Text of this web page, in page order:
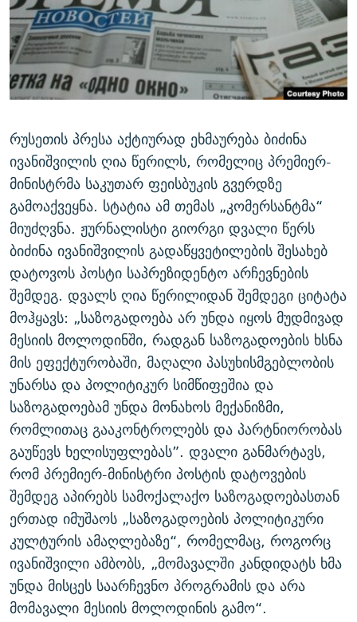
ᲛᲝᲚᲐᲞᲐᲠᲐᲙᲔ ᲢᲔᲥᲡᲢᲔᲑᲘ
ᲨᲘᲜ - ᲣᲪᲮᲝᲔᲗᲨᲘ
ᲚᲘᲢᲔᲠᲐᲢᲣᲠᲣᲚᲘ ᲬᲐᲮᲜᲐᲒᲔᲑᲘ
ᲐᲛᲔᲠᲘᲙᲣᲚᲘ ᲛᲝᲗᲮᲠᲝᲑᲐ
ᲘᲛᲞᲔᲠᲘᲐ ᲓᲐ ᲠᲐᲓᲘᲝ
ᲩᲔᲛᲘ ᲡᲘᲙᲕᲓᲘᲚᲘᲡ ᲛᲘᲖᲔᲖᲘᲐ COVID-19
11 ᲬᲔᲚᲘ - 11 ᲐᲛᲑᲐᲕᲘ
ᲡᲐᲞᲐᲠᲚᲐᲛᲔᲜᲢᲝ ᲐᲠᲩᲔᲕᲜᲔᲑᲘᲡ ᲘᲡᲢᲝᲠᲘᲐ
ᲑᲐᲕᲨᲕᲔᲑᲘ ᲞᲠᲝᲡᲢᲘᲢᲣᲪᲘᲐᲨᲘ - ᲐᲛᲝᲣᲗᲥᲛᲔᲚᲘ ᲐᲛᲑᲐᲕᲘ
5 ᲐᲛᲑᲐᲕᲘ - 20 ᲘᲕᲜᲘᲡᲡ ᲓᲐᲨᲐᲕᲔᲑᲣᲚᲔᲑᲘ
ᲐᲒᲕᲘᲡᲢᲝᲡ ᲝᲛᲘ
ПРИВЕТ ᲙᲣᲚᲢᲣᲠᲐ
ᲒᲐᲛᲝᲘᲬᲔᲠᲔ
რუსეთის პრესა აქტიურად ეხმაურება ბიძინა
ივანიშვილის ღია წერილს, რომელიც პრემიერ-
მინისტრმა საკუთარ ფეისბუკის გვერდზე
გამოაქვეყნა. სტატია ამ თემას „კომერსანტმა“
მიუძღვნა. ჟურნალისტი გიორგი დვალი წერს
ბიძინა ივანიშვილის გადაწყვეტილების შესახებ
დატოვოს პოსტი საპრეზიდენტო არჩევნების
შემდეგ. დვალს ღია წერილიდან შემდეგი ციტატა
მოჰყავს: „საზოგადოება არ უნდა იყოს მუდმივად
მესიის მოლოდინში, რადგან საზოგადოების ხსნა
მის ეფექტურობაში, მაღალი პასუხისმგებლობის
უნარსა და პოლიტიკურ სიმწიფეშია და
საზოგადოებამ უნდა მონახოს მექანიზმი,
რომლითაც გააკონტროლებს და პარტნიორობას
გაუწევს ხელისუფლებას”. დვალი განმარტავს,
რომ პრემიერ-მინისტრი პოსტის დატოვების
შემდეგ აპირებს სამოქალაქო საზოგადოებასთან
ერთად იმუშაოს „საზოგადოების პოლიტიკური
კულტურის ამაღლებაზე“, რომელმაც, როგორც
ივანიშვილი ამბობს, „მომავალში კანდიდატს ხმა
უნდა მისცეს საარჩევნო პროგრამის და არა
მომავალი მესიის მოლოდინის გამო“.